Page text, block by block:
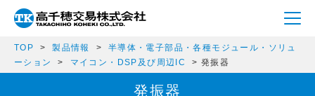
TOP 製品情報
半導体・電子部品・各種モジュール・ソリュ
ーション
マイコン・DSP及び周辺IC 発振器
発振器